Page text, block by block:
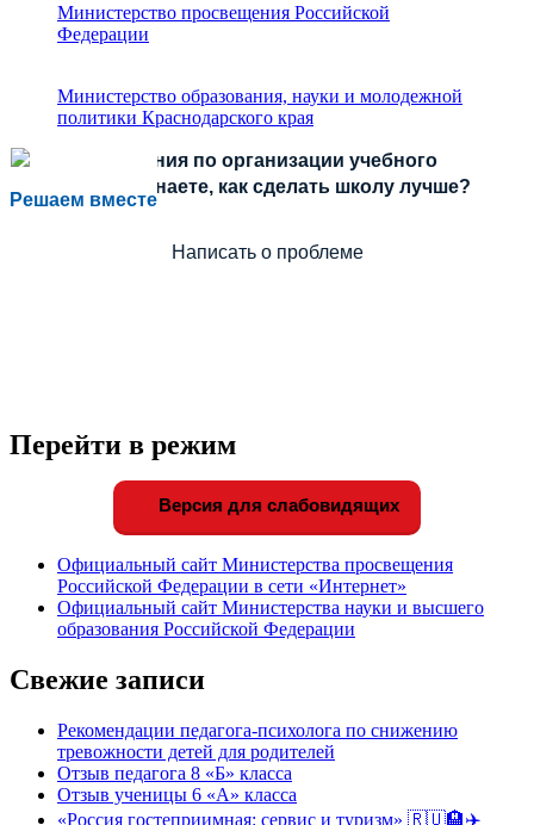
Министерство просвещения Российской
Федерации
Министерство образования, науки и молодежной
политики Краснодарского края
Решаем вместе
Есть предложения по организации учебного
процесса или знаете, как сделать школу лучше?
Написать о проблеме
Перейти в режим
Версия для слабовидящих
Официальный сайт Министерства просвещения
Российской Федерации в сети «Интернет»
Официальный сайт Министерства науки и высшего
образования Российской Федерации
Свежие записи
Рекомендации педагога-психолога по снижению
тревожности детей для родителей
Отзыв педагога 8 «Б» класса
Отзыв ученицы 6 «А» класса
«Россия гостеприимная: сервис и туризм» 🇷🇺🏨✈️